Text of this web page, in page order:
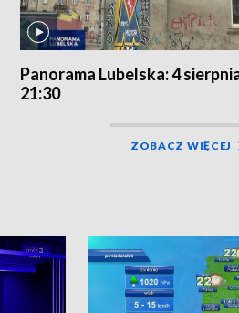
Panorama Lubelska: 4
21:30
ZOBACZ WIĘCEJ